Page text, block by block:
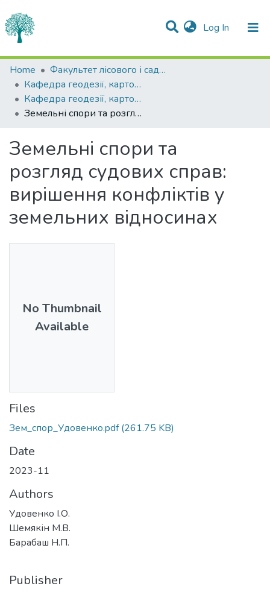
Log In (current)
Statistics
Communities & Collections
All of DSpace
Home
Факультет лісового і садово-паркового господарства
Кафедра геодезії, картографії та кадастру
Кафедра геодезії, картографії та кадастру
Земельні спори та розгляд судових справ: вирішення конфліктів у земельних відносинах
Земельні спори та
розгляд судових справ:
вирішення конфліктів у
земельних відносинах
No Thumbnail
Available
Files
Зем_спор_Удовенко.pdf (261.75 KB)
Date
2023-11
Authors
Удовенко І.О.
Шемякін М.В.
Барабаш Н.П.
Publisher